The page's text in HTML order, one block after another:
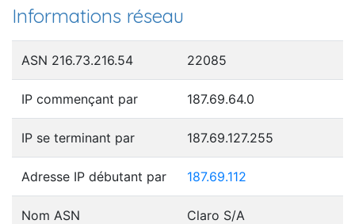
Informations réseau
ASN 216.73.216.54 22085
IP commençant par 187.69.64.0
IP se terminant par 187.69.127.255
Adresse IP débutant par 187.69.112
Nom ASN Claro S/A